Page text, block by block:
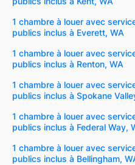
1 chambre à louer avec
publics inclus à Everett, WA
1 chambre à louer avec
publics inclus à Renton, WA
1 chambre à louer avec
publics inclus à Spokane
1 chambre à louer avec
publics inclus à Federal Way,
1 chambre à louer avec
publics inclus à Bellingham,